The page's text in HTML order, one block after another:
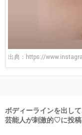
出典： https://
ボディーラインを出し
芸能人が刺激的♡に投